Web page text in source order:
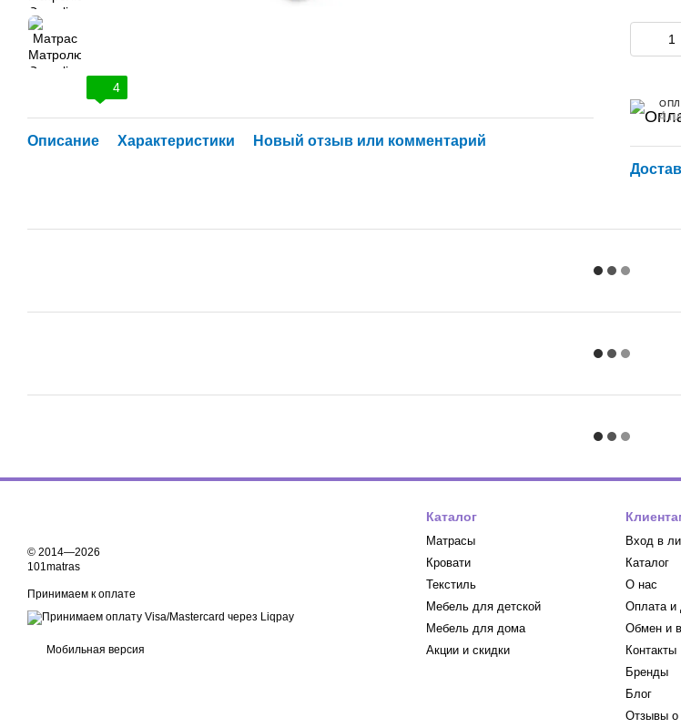
4
Описание Характеристики Новый отзыв или комментарий
4
© 2014—2026
101matras
Принимаем к оплате
Мобильная версия
Каталог
Матрасы
Кровати
Текстиль
Мебель для детской
Мебель для дома
Акции и скидки
Вход в
Каталог
О нас
Оплата и
Обмен и
Контакты
Бренды
Блог
Отзывы о